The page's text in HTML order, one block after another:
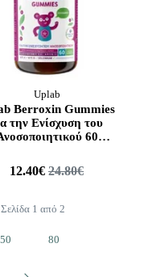
Uplab
Berroxin Gummies
την Ενίσχυση του
60
12.40€ 24.80€
Σελίδα 1 από 2
50 80